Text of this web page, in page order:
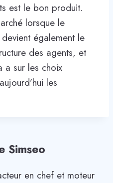
est le bon produit.
lorsque le
également le
des agents, et
a sur les choix
les
Simseo
en chef et moteur